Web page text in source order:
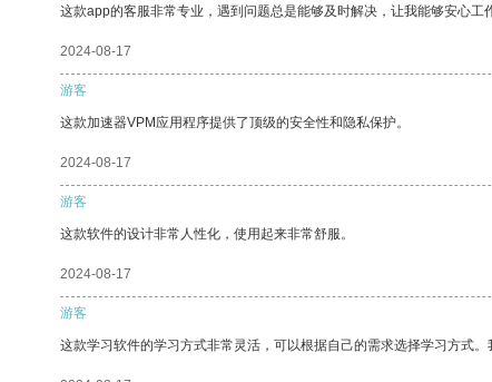
这款app的客服非常专业，遇到问题总是能够及时解决，让我能够安心工
2024-08-17
游客
这款加速器VPM应用程序提供了顶级的安全性和隐私保护。
2024-08-17
游客
这款软件的设计非常人性化，使用起来非常舒服。
2024-08-17
游客
这款学习软件的学习方式非常灵活，可以根据自己的需求选择学习方式。